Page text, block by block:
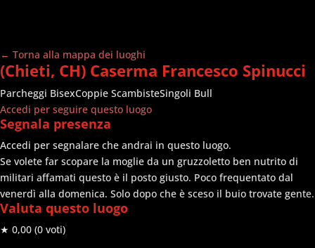
← Torna alla mappa dei luoghi
(Chieti, CH) Caserma Francesco Spinucci
Parcheggi BisexCoppie ScambisteSingoli Bull
Accedi per seguire questo luogo
Segnala presenza
Accedi per segnalare che andrai in questo luogo.
Se volete far scopare la moglie da un gruzzoletto ben nutrito di
militari affamati questo è il posto giusto. Poco frequentato dal
venerdì alla domenica. Solo dopo che è sceso il buio trovate gente.
Valuta questo luogo
★ 0,00 (0 voti)